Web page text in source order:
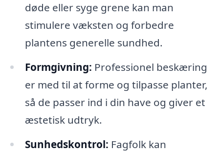
døde eller syge grene kan man
stimulere væksten og forbedre
plantens generelle sundhed.
Formgivning: Professionel beskæring
er med til at forme og tilpasse planter,
så de passer ind i din have og giver et
æstetisk udtryk.
Sunhedskontrol: Fagfolk kan